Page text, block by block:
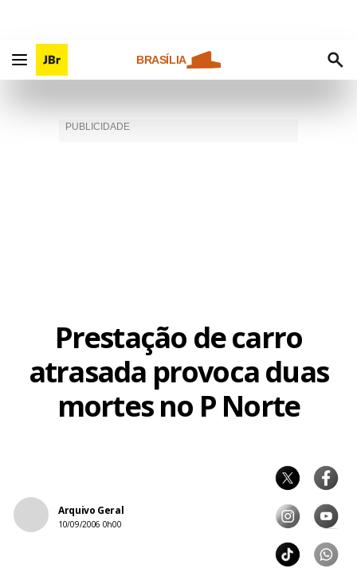
BRASÍLIA
Prestação de carro
atrasada provoca duas
mortes no P Norte
Arquivo Geral
10/09/2006 0h00